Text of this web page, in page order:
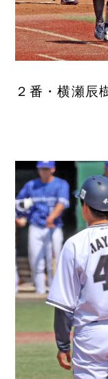
２番・横瀬辰